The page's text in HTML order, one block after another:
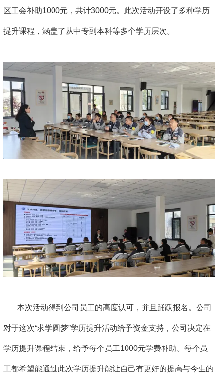
区工会补助1000元，共计3000元。此次活动开设了多种学历
提升课程，涵盖了从中专到本科等多个学历层次。
本次活动得到公司员工的高度认可，并且踊跃报名。公司
对于这次“求学圆梦”学历提升活动给予资金支持，公司决定在
学历提升课程结束，给予每个员工1000元学费补助。每个员
工都希望能通过此次学历提升能让自己有更好的提高与今生的